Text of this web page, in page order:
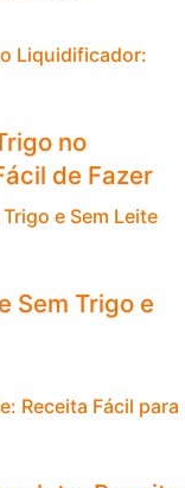
no
de Fazer
Sem Trigo e